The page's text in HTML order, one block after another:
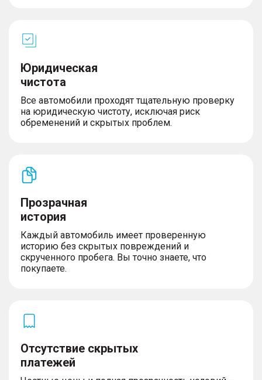
Юридическая
чистота
Все автомобили проходят тщательную проверку
на юридическую чистоту, исключая риск
обременений и скрытых проблем.
Прозрачная
история
Каждый автомобиль имеет проверенную
историю без скрытых повреждений и
скрученного пробега. Вы точно знаете, что
покупаете.
Отсутствие скрытых
платежей